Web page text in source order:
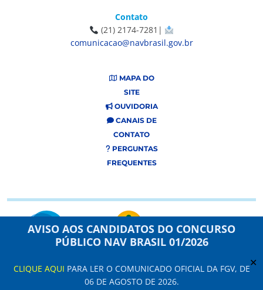
AVISO AOS CANDIDATOS DO CONCURSO
PÚBLICO NAV BRASIL 01/2026
CLIQUE AQUI PARA LER O COMUNICADO OFICIAL DA FGV, DE
06 DE AGOSTO DE 2026.
✕
Contato
(21) 2174-7281|
comunicacao@navbrasil.gov.br
MAPA DO
SITE
OUVIDORIA
CANAIS DE
CONTATO
PERGUNTAS
FREQUENTES
Este site usa cookies e dados pessoais de acordo com os nossos Termos de